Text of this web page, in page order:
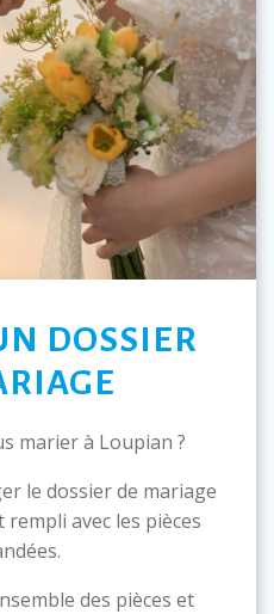
DOSSIER
marier à Loupian ?
le dossier de mariage
avec les pièces
des pièces et